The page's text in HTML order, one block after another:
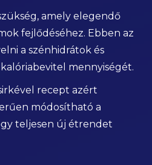
amely elegendő
fejlődéséhez. Ebben az
a szénhidrátok és
mennyiségét.
recept azért
módosítható a
teljesen új étrendet